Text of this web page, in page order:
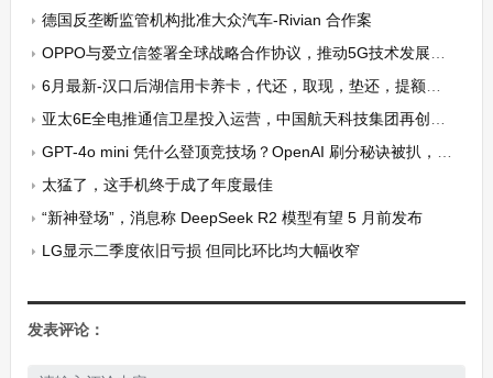
德国反垄断监管机构批准大众汽车-Rivian 合作案
OPPO与爱立信签署全球战略合作协议，推动5G技术发展与应用
6月最新-汉口后湖信用卡养卡，代还，取现，垫还，提额的6个技巧和操作细节（值得收藏）
亚太6E全电推通信卫星投入运营，中国航天科技集团再创新高
GPT-4o mini 凭什么登顶竞技场？OpenAI 刷分秘诀被扒，原来奥特曼早有暗示
太猛了，这手机终于成了年度最佳
“新神登场”，消息称 DeepSeek R2 模型有望 5 月前发布
LG显示二季度依旧亏损 但同比环比均大幅收窄
发表评论：